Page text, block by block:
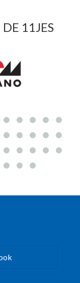
11JES